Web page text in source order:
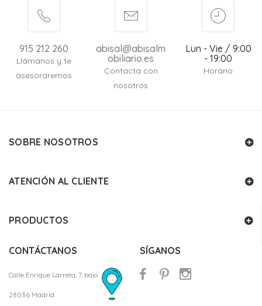
915 212 260
Llámanos y te
asesoraremos
abisal@abisalm
obiliario.es
Contacta con
nosotros
Lun - Vie / 9:00
- 19:00
Horario
SOBRE NOSOTROS
ATENCIÓN AL CLIENTE
PRODUCTOS
CONTÁCTANOS
Calle Enrique Larreta, 7, bajo
28036 Madrid
SÍGANOS